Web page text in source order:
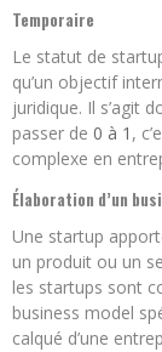
Temporaire
Le statut de
qu’un objectif
juridique. Il s’agit
passer de 0 à 1 ,
complexe en
Élaboration d’un
Une startup
un produit ou un
les startups sont
business model
calqué d’une